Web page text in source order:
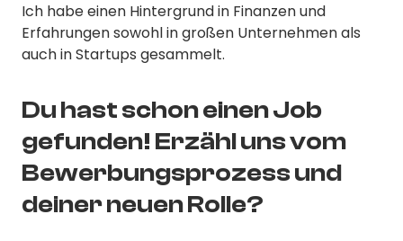
Ich habe einen Hintergrund in Finanzen und
Erfahrungen sowohl in großen Unternehmen als
auch in Startups gesammelt.
Du hast schon einen Job
gefunden! Erzähl uns vom
Bewerbungsprozess und
deiner neuen Rolle?